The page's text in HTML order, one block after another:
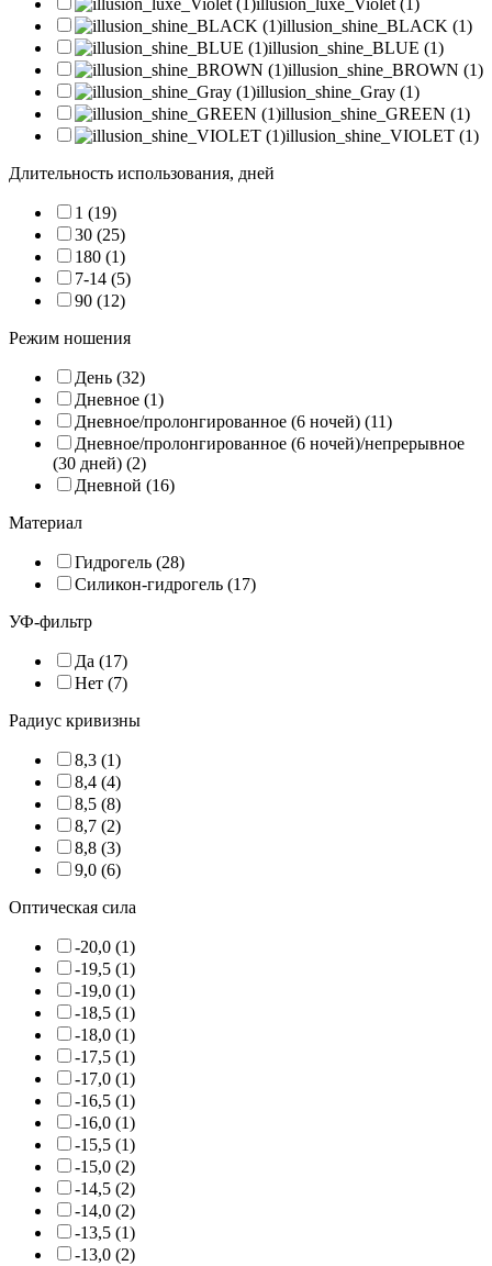
illusion_luxe_Violet (1)
illusion_shine_BLACK (1)
illusion_shine_BLUE (1)
illusion_shine_BROWN (1)
illusion_shine_Gray (1)
illusion_shine_GREEN (1)
illusion_shine_VIOLET (1)
Длительность использования, дней
1 (19)
30 (25)
180 (1)
7-14 (5)
90 (12)
Режим ношения
День (32)
Дневное (1)
Дневное/пролонгированное (6 ночей) (11)
Дневное/пролонгированное (6 ночей)/непрерывное
(30 дней) (2)
Дневной (16)
Материал
Гидрогель (28)
Силикон-гидрогель (17)
УФ-фильтр
Да (17)
Нет (7)
Радиус кривизны
8,3 (1)
8,4 (4)
8,5 (8)
8,7 (2)
8,8 (3)
9,0 (6)
Оптическая сила
-20,0 (1)
-19,5 (1)
-19,0 (1)
-18,5 (1)
-18,0 (1)
-17,5 (1)
-17,0 (1)
-16,5 (1)
-16,0 (1)
-15,5 (1)
-15,0 (2)
-14,5 (2)
-14,0 (2)
-13,5 (1)
-13,0 (2)